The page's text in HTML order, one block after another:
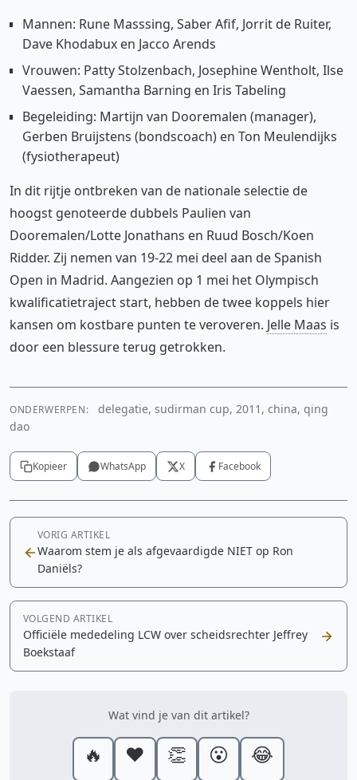
Mannen: Rune Masssing, Saber Afif, Jorrit de Ruiter,
Dave Khodabux en Jacco Arends
Vrouwen: Patty Stolzenbach, Josephine Wentholt, Ilse
Vaessen, Samantha Barning en Iris Tabeling
Begeleiding: Martijn van Dooremalen (manager),
Gerben Bruijstens (bondscoach) en Ton Meulendijks
(fysiotherapeut)
In dit rijtje ontbreken van de nationale selectie de
hoogst genoteerde dubbels Paulien van
Dooremalen/Lotte Jonathans en Ruud Bosch/Koen
Ridder. Zij nemen van 19-22 mei deel aan de Spanish
Open in Madrid. Aangezien op 1 mei het Olympisch
kwalificatietraject start, hebben de twee koppels hier
kansen om kostbare punten te veroveren. Jelle Maas is
door een blessure terug getrokken.
ONDERWERPEN:
delegatie, sudirman cup, 2011, china, qing
dao
Kopieer WhatsApp X Facebook
VORIG ARTIKEL
Waarom stem je als afgevaardigde NIET op Ron
Daniëls?
VOLGEND ARTIKEL
Officiële mededeling LCW over scheidsrechter Jeffrey
Boekstaaf
Wat vind je van dit artikel?
🔥 ❤️ 👏 😮 😂